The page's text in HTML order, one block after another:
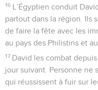
16 L’Égyptien conduit
partout dans la région. Ils
de faire la fête avec les
au pays des Philistins et
17 David les combat
jour suivant. Personne ne
qui réussissent à fuir sur